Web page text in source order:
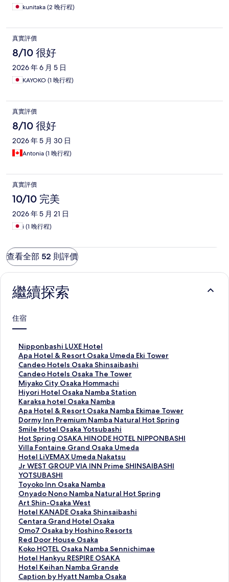
kunitaka (2 晚行程)
真實評價
8/10 很好
2026 年 6 月 5 日
KAYOKO (1 晚行程)
真實評價
8/10 很好
2026 年 5 月 30 日
Antonia (1 晚行程)
真實評價
10/10 完美
2026 年 5 月 21 日
i (1 晚行程)
查看全部 52 則評價
繼續探索
住宿
Nipponbashi LUXE Hotel
此
連
結
會
開
啟
N
i
p
p
o
n
b
a
s
h
i
L
U
X
E
H
o
t
e
l
Apa Hotel & Resort Osaka Umeda Eki Tower
此
連
結
會
開
啟
A
p
a
H
o
t
e
l
&
R
e
s
o
r
t
O
s
a
k
Candeo Hotels Osaka Shinsaibashi
此
連
結
會
開
啟
C
a
n
d
e
o
H
o
t
e
l
s
O
s
a
k
a
S
Candeo Hotels Osaka The Tower
此
連
結
會
開
啟
C
a
n
d
e
o
H
o
t
e
l
s
O
s
a
k
a
Miyako City Osaka Hommachi
此
連
結
會
開
啟
M
i
y
a
k
o
C
i
t
y
O
s
a
k
a
H
Hiyori Hotel Osaka Namba Station
此
連
結
會
開
啟
H
i
y
o
r
i
H
o
t
e
l
O
s
a
k
Karaksa hotel Osaka Namba
此
連
結
會
開
啟
K
a
r
a
k
s
a
h
o
t
e
l
O
s
Apa Hotel & Resort Osaka Namba Ekimae Tower
此
連
結
會
開
啟
A
p
a
H
o
t
e
l
&
R
e
s
o
Dormy Inn Premium Namba Natural Hot Spring
此
連
結
會
開
啟
D
o
r
m
y
I
n
n
P
r
e
m
Smile Hotel Osaka Yotsubashi
此
連
結
會
開
啟
S
m
i
l
e
H
o
t
e
l
O
Hot Spring OSAKA HINODE HOTEL NIPPONBASHI
此
連
結
會
開
啟
H
o
t
S
p
r
i
n
g
O
Villa Fontaine Grand Osaka Umeda
此
連
結
會
開
啟
V
i
l
l
a
F
o
n
t
Hotel LiVEMAX Umeda Nakatsu
此
連
結
會
開
啟
H
o
t
e
l
L
i
V
Jr WEST GROUP VIA INN Prime SHINSAIBASHI
YOTSUBASHI
此
連
結
會
開
啟
J
r
W
E
S
T
G
Toyoko Inn Osaka Namba
此
連
結
會
開
啟
T
o
y
o
k
Onyado Nono Namba Natural Hot Spring
此
連
結
會
開
啟
O
n
y
a
Art Shin-Osaka West
此
連
結
會
開
啟
A
r
t
Hotel KANADE Osaka Shinsaibashi
此
連
結
會
開
啟
H
o
Centara Grand Hotel Osaka
此
連
結
會
開
啟
C
Omo7 Osaka by Hoshino Resorts
此
連
結
會
開
啟
Red Door House Osaka
此
連
結
會
開
Koko HOTEL Osaka Namba Sennichimae
此
連
結
會
Hotel Hankyu RESPIRE OSAKA
此
連
結
Hotel Keihan Namba Grande
此
連
Caption by Hyatt Namba Osaka
此